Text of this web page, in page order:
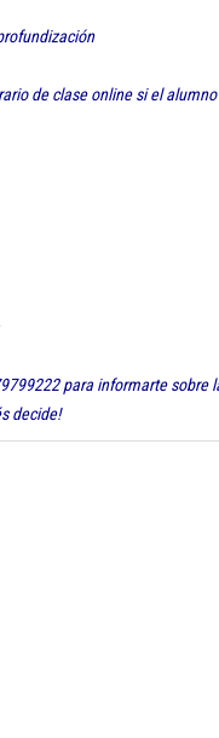
de clase online si el
para informarte sobre
decide!